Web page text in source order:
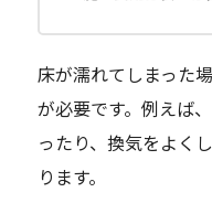
床が濡れてしまった
が必要です。例えば
ったり、換気をよく
ります。